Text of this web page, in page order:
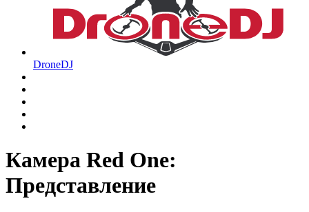
DroneDJ
Камера Red One:
Представление